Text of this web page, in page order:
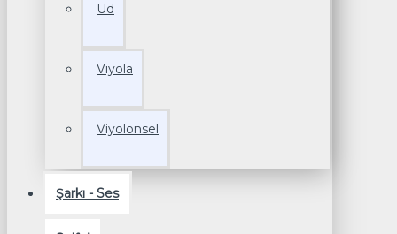
Ud
Viyola
Viyolonsel
Şarkı - Ses